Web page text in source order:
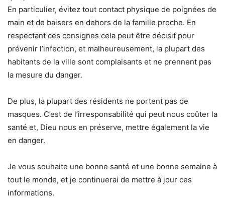
En particulier, évitez tout contact physique de poignées de
main et de baisers en dehors de la famille proche. En
respectant ces consignes cela peut être décisif pour
prévenir l’infection, et malheureusement, la plupart des
habitants de la ville sont complaisants et ne prennent pas
la mesure du danger.
De plus, la plupart des résidents ne portent pas de
masques. C’est de l’irresponsabilité qui peut nous coûter la
santé et, Dieu nous en préserve, mettre également la vie
en danger.
Je vous souhaite une bonne santé et une bonne semaine à
tout le monde, et je continuerai de mettre à jour ces
informations.